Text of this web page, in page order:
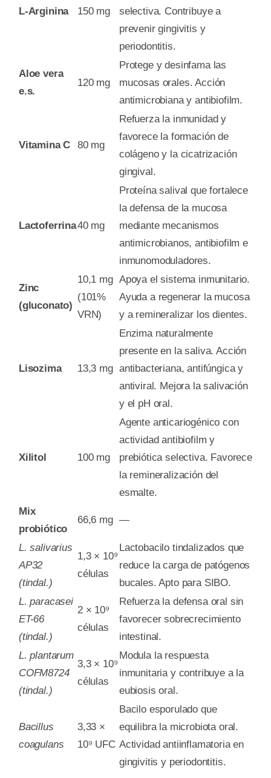
L-Arginina 150 mg
selectiva. Contribuye a
prevenir gingivitis y
periodontitis.
Aloe vera
e.s.
120 mg
Protege y desinfama las
mucosas orales. Acción
antimicrobiana y antibiofilm.
Vitamina C 80 mg
Refuerza la inmunidad y
favorece la formación de
colágeno y la cicatrización
gingival.
Lactoferrina40 mg
Proteína salival que fortalece
la defensa de la mucosa
mediante mecanismos
antimicrobianos, antibiofilm e
inmunomoduladores.
Zinc
(gluconato)
10,1 mg
(101%
VRN)
Apoya el sistema inmunitario.
Ayuda a regenerar la mucosa
y a remineralizar los dientes.
Lisozima 13,3 mg
Enzima naturalmente
presente en la saliva. Acción
antibacteriana, antifúngica y
antiviral. Mejora la salivación
y el pH oral.
Xilitol 100 mg
Agente anticariogénico con
actividad antibiofilm y
prebiótica selectiva. Favorece
la remineralización del
esmalte.
Mix
probiótico
66,6 mg —
L. salivarius
AP32
(tindal.)
1,3 × 10⁹
células
Lactobacilo tindalizados que
reduce la carga de patógenos
bucales. Apto para SIBO.
L. paracasei
ET-66
(tindal.)
2 × 10⁹
células
Refuerza la defensa oral sin
favorecer sobrecrecimiento
intestinal.
L. plantarum
COFM8724
(tindal.)
3,3 × 10⁹
células
Modula la respuesta
inmunitaria y contribuye a la
eubiosis oral.
Bacillus
coagulans
3,33 ×
10⁹ UFC
Bacilo esporulado que
equilibra la microbiota oral.
Actividad antiinflamatoria en
gingivitis y periodontitis.